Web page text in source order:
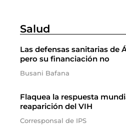
Salud
Las defensas sanitarias de
pero su financiación no
Busani Bafana
Flaquea la respuesta
reaparición del VIH
Corresponsal de IPS